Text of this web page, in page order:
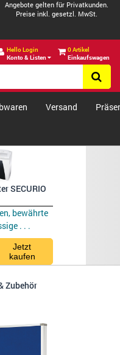
Angebote gelten für Privatkunden.
Preise inkl. gesetzl. MwSt.
Hello Login
Konto & Listen
0 Artikel
Einkaufswagen
Versand
SECURIO
bewährte
. . .
Jetzt
kaufen
Zubehör